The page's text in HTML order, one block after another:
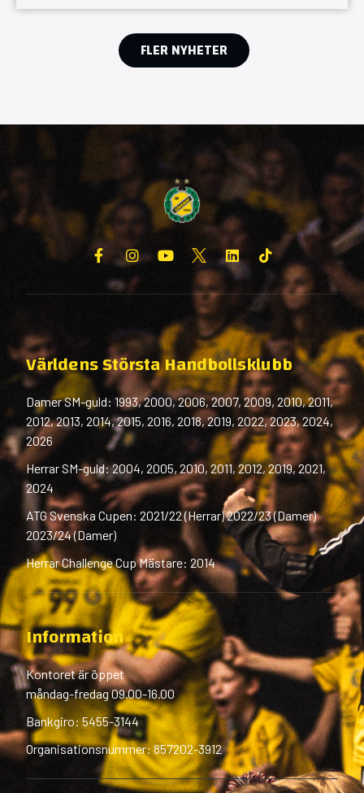
FLER NYHETER
Världens Största Handbollsklubb
Damer SM-guld: 1993, 2000, 2006, 2007, 2009, 2010, 2011,
2012, 2013, 2014, 2015, 2016, 2018, 2019, 2022, 2023, 2024,
2026
Herrar SM-guld: 2004, 2005, 2010, 2011, 2012, 2019, 2021,
2024
ATG Svenska Cupen: 2021/22 (Herrar) 2022/23 (Damer)
2023/24 (Damer)
Herrar Challenge Cup Mästare: 2014
Information
Kontoret är öppet
måndag-fredag 09.00-16.00
Bankgiro: 5455-3144
Organisationsnummer: 857202-3912